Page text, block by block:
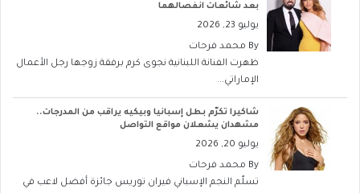
بعد شائعات انفصالهما
يوليو 23, 2026
By محمد فرحات
ظهرت الفنانة اللبنانية نجوى كرم برفقة زوجها رجل الأعمال
الإماراتي...
شاكيرا تكرّم بطل إسبانيا وبيكيه يراقب من المدرجات..
مشهدان يشعلان مواقع التواصل
يوليو 20, 2026
By محمد فرحات
تسلّم النجم الإسباني فيران توريس جائزة أفضل لاعب في